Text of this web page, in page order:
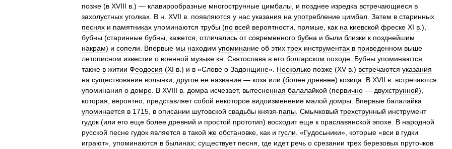
позже (в XVIII в .) — клавирообразные многострунные цимбалы и позднее изредка встречающиеся в
захолустных уголках В н XVII в появляются у нас указания на употребление цимбал Затем в старинных
песнях и памятниках упоминаются трубы (по всей вероятности прямые как на киевской фреске XI в .),
бубны (старинные бубны кажется отличались от современного бубна и были близки к позднейшим
накрам) и сопели Впервые мы находим упоминание об этих трех инструментах в приведенном выше
летописном известии о военной музыке кн Святослава в его болгарском походе Бубны упоминаются
также в житии Феодосия (XI в .) и в «Слове о Задонщине». Несколько позже (XV в .) встречаются указания
на существование волынки; другое ее название — коза или (более древнее) козица В XVII в встречаются
упоминания о домре В XVIII в домра исчезает, вытесненная балалайкой (первично — двухструнной),
которая
вероятно представляет собой некоторое видоизменение малой домры Впервые балалайка
упоминается в 1715 в описании шутовской свадьбы князя-папы Смычковый трехструнный инструмент
гудок (или его еще более древний и простой прототип) восходит еще к праславянской эпохе В народной
русской песне гудок является в такой же обстановке как и гусли . «Гудосьники», которые «вси в гудки
играют», упоминаются в былинах; существует песня где идет речь о срезании трех березовых пруточков